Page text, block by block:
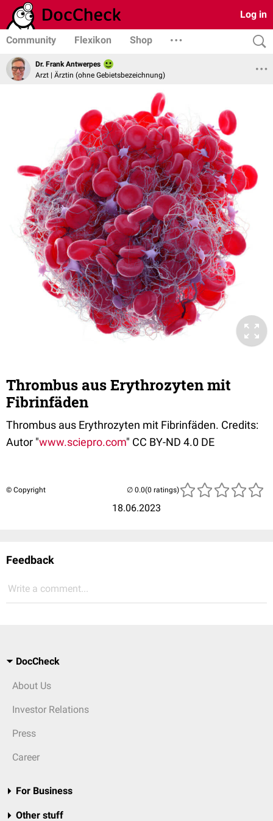
Log in
Community Flexikon Shop
Dr. Frank Antwerpes
Arzt | Ärztin (ohne Gebietsbezeichnung)
Thrombus aus Erythrozyten mit
Fibrinfäden
Thrombus aus Erythrozyten mit Fibrinfäden. Credits:
Autor "www.sciepro.com" CC BY-ND 4.0 DE
© Copyright
18.06.2023
(0 ratings)
Feedback
Write a comment...
DocCheck
About Us
Investor Relations
Press
Career
For Business
Other stuff